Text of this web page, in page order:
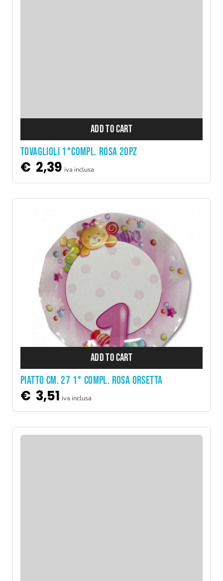
ADD TO CART
TOVAGLIOLI 1°COMPL. ROSA 20PZ
€ 2,39 iva inclusa
ADD TO CART
PIATTO CM. 27 1° COMPL. ROSA ORSETTA
€ 3,51 iva inclusa